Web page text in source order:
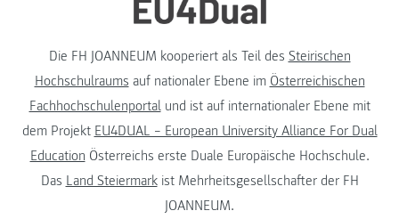
Die FH JOANNEUM kooperiert als Teil des Steirischen
Hochschulraums auf nationaler Ebene im Österreichischen
Fachhochschulenportalund ist auf internationaler Ebene mit
dem Projekt EU4DUAL – European University Alliance For Dual
Education Österreichs erste Duale Europäische Hochschule.
Das Land Steiermarkist Mehrheitsgesellschafter der FH
JOANNEUM.